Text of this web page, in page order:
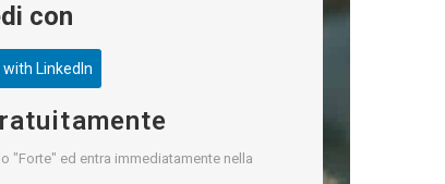
"Forte" ed entra immediatamente nella
con
with LinkedIn